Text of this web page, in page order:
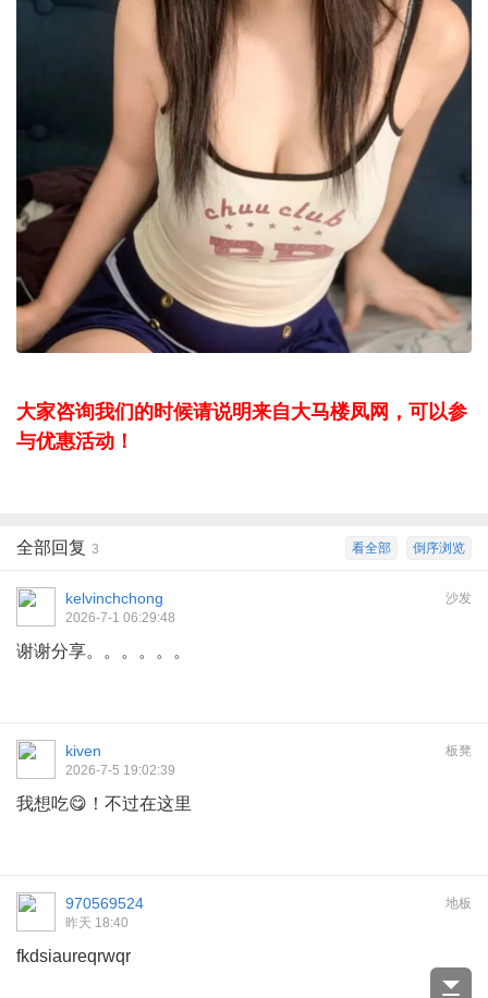
大家咨询我们的时候请说明来自大马楼凤网，可以参
与优惠活动！
倒序浏览
看全部
全部回复 3
沙发
kelvinchchong
2026-7-1 06:29:48
谢谢分享。。。。。。
板凳
kiven
2026-7-5 19:02:39
我想吃😋！不过在这里
地板
970569524
昨天 18:40
fkdsiaureqrwqr